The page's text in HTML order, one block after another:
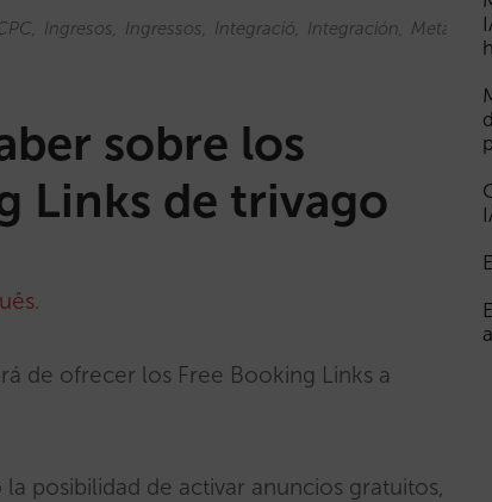
Ingresos Ingressos Integració Integración
sobre los
Links de trivago
.
de ofrecer los Free Booking Links a
posibilidad de activar anuncios gratuitos,